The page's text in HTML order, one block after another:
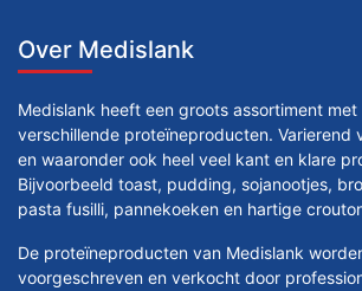
Over Medislank
Medislank heeft een groots assortiment met
verschillende proteïneproducten. Varierend
en waaronder ook heel veel kant en klare
Bijvoorbeeld toast, pudding, sojanootjes,
pasta fusilli, pannekoeken en hartige
De proteïneproducten van Medislank
voorgeschreven en verkocht door